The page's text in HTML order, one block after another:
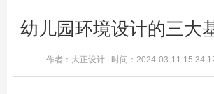
幼儿园环境设计的三大
作者：大正设计 | 时间：2024-03-11